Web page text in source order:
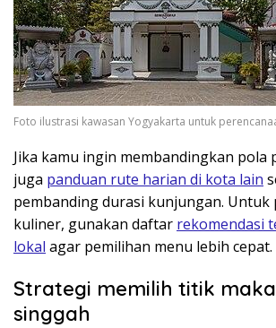
Foto ilustrasi kawasan Yogyakarta untuk
Jika kamu ingin membandingkan pola
juga panduan rute harian di kota lain
pembanding durasi kunjungan. Untuk
kuliner, gunakan daftar rekomendasi
lokal agar pemilihan menu lebih cepat.
Strategi memilih titik
singgah